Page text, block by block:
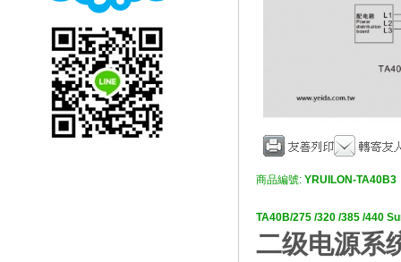
商品編號: YRUILON-TA40B3
TA40B/275 /320 /385 /440
二级电源系